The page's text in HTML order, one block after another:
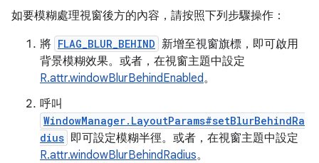
如要模糊處理視窗後方的內容，請按照下列步驟操作：
將 FLAG_BLUR_BEHIND 新增至視窗旗標，即可啟用
背景模糊效果。或者，在視窗主題中設定
R.attr.windowBlurBehindEnabled。
呼叫
WindowManager.LayoutParams#setBlurBehindRa
dius 即可設定模糊半徑。或者，在視窗主題中設定
R.attr.windowBlurBehindRadius。